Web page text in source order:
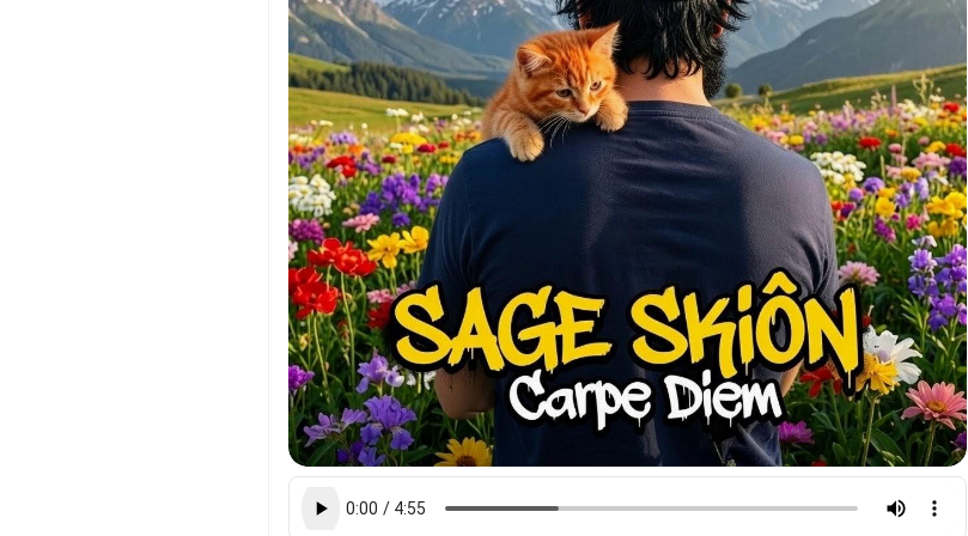
Настоящее — это всё, что у тебя есть. Прошлое уже ушло, будущее не
гарантировано. Carpe diem — это напоминание: остановись, оглянись,
возьми этот миг и проживи его осознанно. Прямо сейчас.
Не путай это с безрассудством. Это не призыв забыть о завтра. Это
призыв не забыть о сегодня.